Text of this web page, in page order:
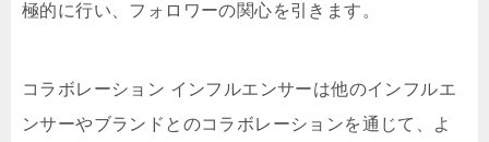
極的に行い、フォロワーの関心を引きます。
コラボレーション インフルエンサーは他のインフルエ
ンサーやブランドとのコラボレーションを通じて、よ